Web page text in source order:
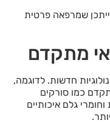
שמרפאה פרטית
מתקדם
חדשות. לדוגמה,
כמו סורקים
גלם איכותיים